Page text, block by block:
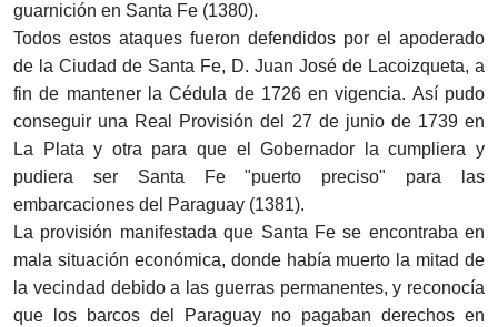
guarnición en Santa Fe (1380).
Todos estos ataques fueron defendidos por el apoderado
de la Ciudad de Santa Fe, D. Juan José de Lacoizqueta, a
fin de mantener la Cédula de 1726 en vigencia. Así pudo
conseguir una Real Provisión del 27 de junio de 1739 en
La Plata y otra para que el Gobernador la cumpliera y
pudiera ser Santa Fe "puerto preciso" para las
embarcaciones del Paraguay (1381).
La provisión manifestada que Santa Fe se encontraba en
mala situación económica, donde había muerto la mitad de
la vecindad debido a las guerras permanentes, y reconocía
que los barcos del Paraguay no pagaban derechos en